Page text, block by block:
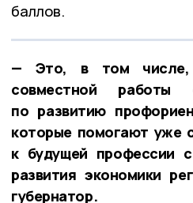
баллов.
— Это, в том числе,
совместной работы
по развитию
которые помогают уже
к будущей профессии
развития экономики
губернатор.